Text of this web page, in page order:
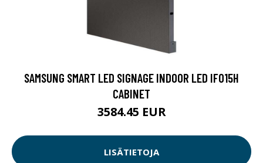
SAMSUNG SMART LED SIGNAGE INDOOR LED IF015H
CABINET
3584.45 EUR
LISÄTIETOJA